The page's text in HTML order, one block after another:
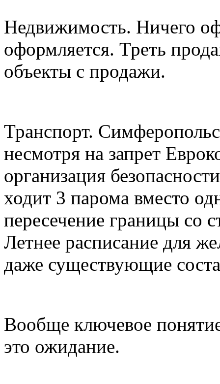
Недвижимость. Ничего
оформляется. Треть
объекты с продажи.
Транспорт.
несмотря на запрет
организация
ходит 3 парома вместо
пересечение границы со
Летнее расписание для
даже существующие
Вообще ключевое
это ожидание.